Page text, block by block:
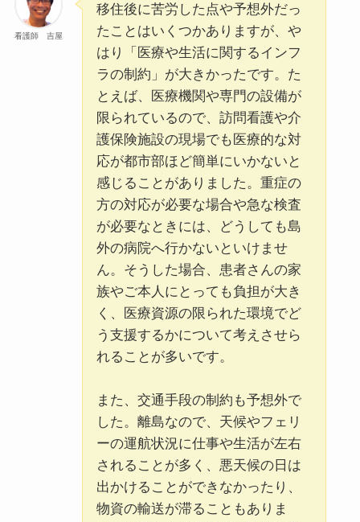
看護師 吉屋
移住後に苦労した点や予想外だっ
たことはいくつかありますが、や
はり「医療や生活に関するインフ
ラの制約」が大きかったです。た
とえば、医療機関や専門の設備が
限られているので、訪問看護や介
護保険施設の現場でも医療的な対
応が都市部ほど簡単にいかないと
感じることがありました。重症の
方の対応が必要な場合や急な検査
が必要なときには、どうしても島
外の病院へ行かないといけませ
ん。そうした場合、患者さんの家
族やご本人にとっても負担が大き
く、医療資源の限られた環境でど
う支援するかについて考えさせら
れることが多いです。
また、交通手段の制約も予想外で
した。離島なので、天候やフェリ
ーの運航状況に仕事や生活が左右
されることが多く、悪天候の日は
出かけることができなかったり、
物資の輸送が滞ることもありま